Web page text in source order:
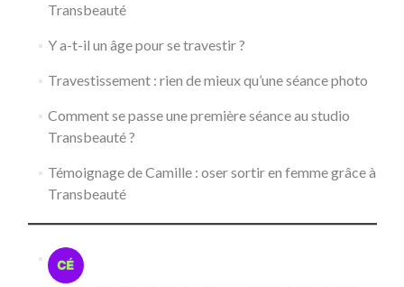
Transbeauté
Y a-t-il un âge pour se travestir ?
Travestissement : rien de mieux qu’une séance photo
Comment se passe une première séance au studio
Transbeauté ?
Témoignage de Camille : oser sortir en femme grâce à
Transbeauté